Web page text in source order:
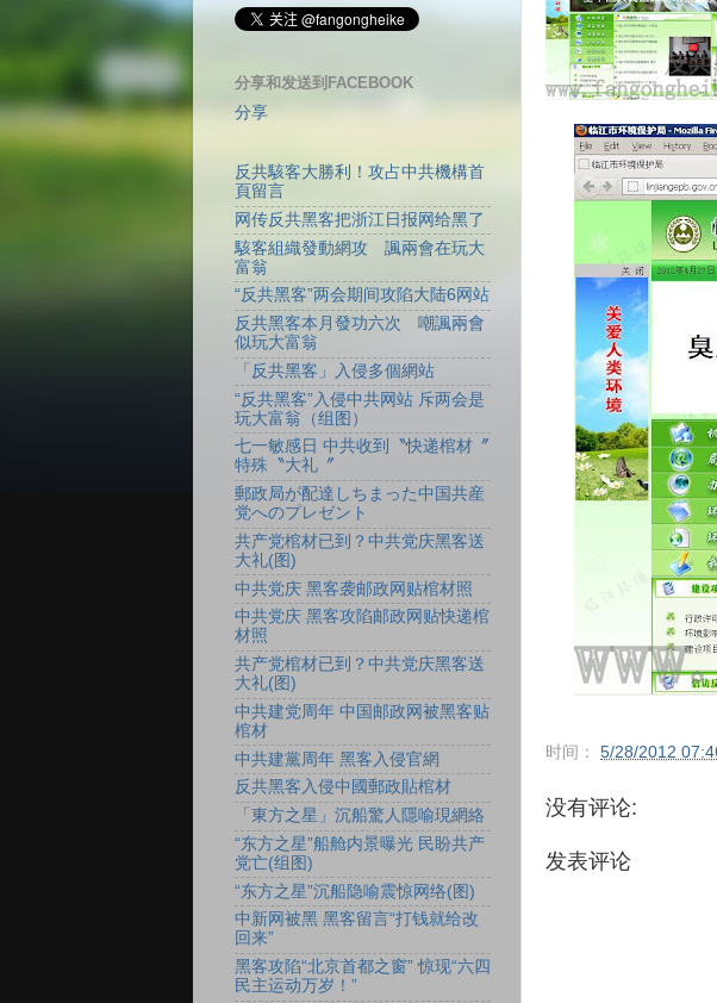
时间： 5/28/2012
没有评论:
发表评论
分享和发送到FACEBOOK
分享
反共駭客大勝利！攻占中共機構首
頁留言
网传反共黑客把浙江日报网给黑了
駭客組織發動網攻 諷兩會在玩大
富翁
“反共黑客”两会期间攻陷大陆6网站
反共黑客本月發功六次 嘲諷兩會
似玩大富翁
「反共黑客」入侵多個網站
“反共黑客”入侵中共网站 斥两会是
玩大富翁（组图）
七一敏感日 中共收到〝快递棺材〞
特殊〝大礼〞
郵政局が配達しちまった中国共産
党へのプレゼント
共产党棺材已到？中共党庆黑客送
大礼(图)
中共党庆 黑客袭邮政网贴棺材照
中共党庆 黑客攻陷邮政网贴快递棺
材照
共产党棺材已到？中共党庆黑客送
大礼(图)
中共建党周年 中国邮政网被黑客贴
棺材
中共建黨周年 黑客入侵官網
反共黑客入侵中國郵政貼棺材
「東方之星」沉船驚人隱喻現網絡
“东方之星”船舱内景曝光 民盼共产
党亡(组图)
“东方之星”沉船隐喻震惊网络(图)
中新网被黑 黑客留言“打钱就给改
回来”
黑客攻陷“北京首都之窗” 惊现“六四
民主运动万岁！”